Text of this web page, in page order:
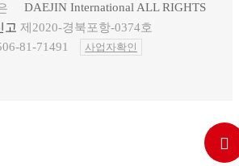
고 제2020-경북포항-0374호
81-71491 사업자확인
DAEJIN International ALL RIGHTS